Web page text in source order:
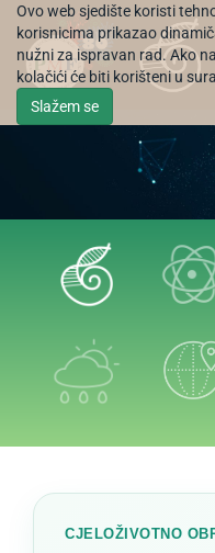
Ovo web sjedište koristi
korisnicima prikazao
nužni za ispravan rad. Ako
kolačići će biti korišteni u
Slažem se
CJELOŽIVOTNO